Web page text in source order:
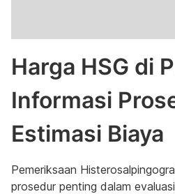
Harga HSG di
Informasi
Estimasi Biaya
Pemeriksaan
prosedur penting dalam